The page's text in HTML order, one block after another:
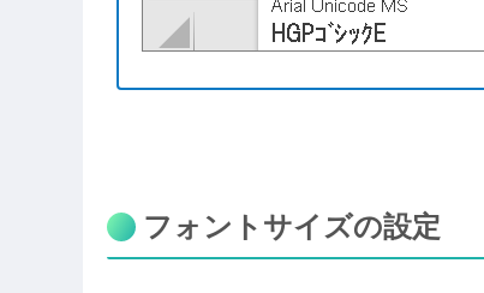
フォントサイズの設定